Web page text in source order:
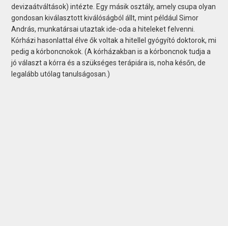
devizaátváltások) intézte. Egy másik osztály, amely csupa olyan
gondosan kiválasztott kiválóságból állt, mint például Simor
András, munkatársai utaztak ide-oda a hiteleket felvenni.
Kórházi hasonlattal élve ők voltak a hitellel gyógyító doktorok, mi
pedig a kórboncnokok. (A kórházakban is a kórboncnok tudja a
jó választ a kórra és a szükséges terápiára is, noha későn, de
legalább utólag tanulságosan.)